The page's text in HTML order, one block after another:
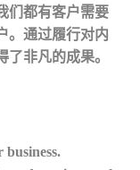
们都有客户需要
。通过履行对内
非凡的成果。
business.